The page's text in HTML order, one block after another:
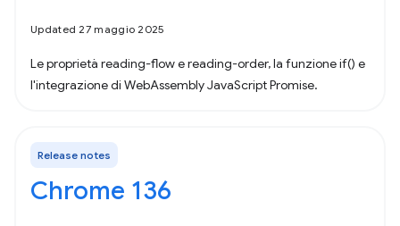
Updated 27 maggio 2025
Le proprietà reading-flow e reading-order, la funzione if() e
l'integrazione di WebAssembly JavaScript Promise.
Release notes
Chrome 136